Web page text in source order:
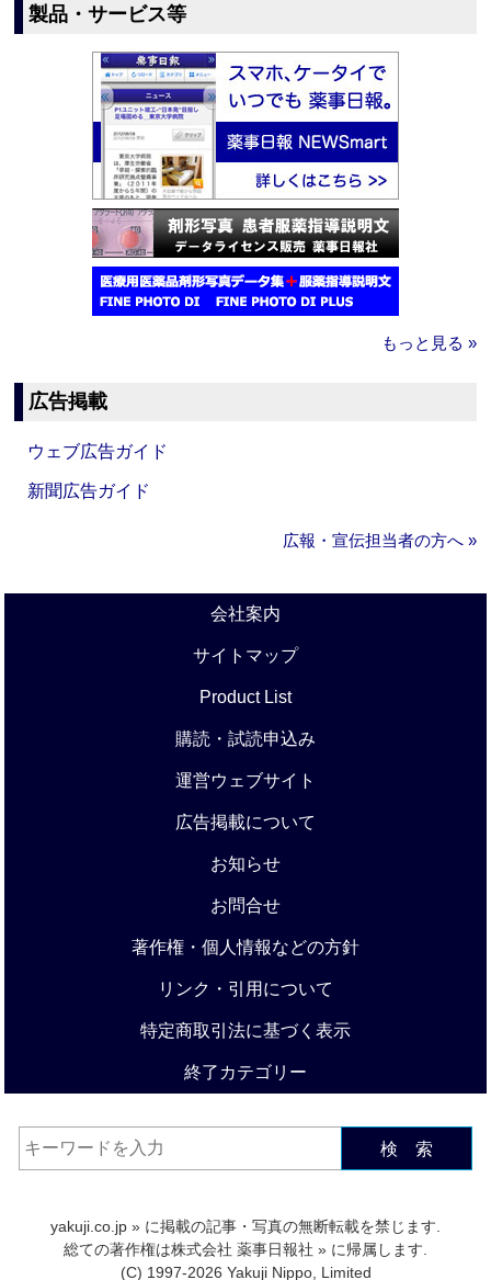
製品・サービス等
もっと見る »
広告掲載
ウェブ広告ガイド
新聞広告ガイド
広報・宣伝担当者の方へ »
会社案内
サイトマップ
Product List
購読・試読申込み
運営ウェブサイト
広告掲載について
お知らせ
お問合せ
著作権・個人情報などの方針
リンク・引用について
特定商取引法に基づく表示
終了カテゴリー
検 索
yakuji.co.jp » に掲載の記事・写真の無断転載を禁じます.
総ての著作権は株式会社 薬事日報社 » に帰属します.
(C) 1997-2026 Yakuji Nippo, Limited